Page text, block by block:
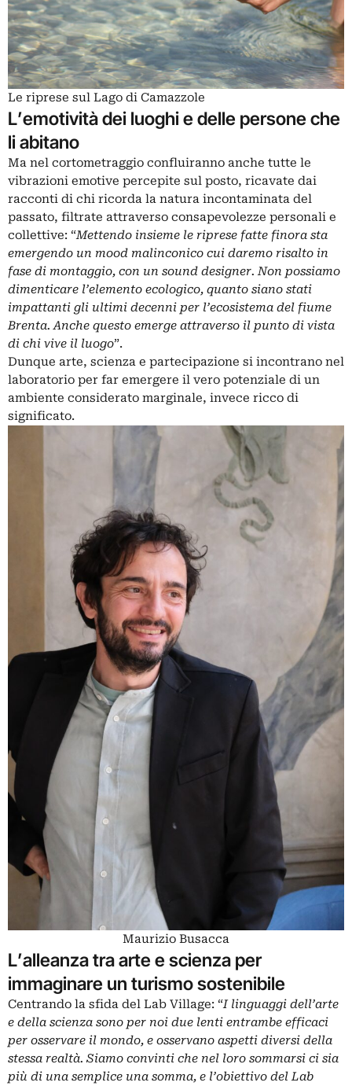
Le riprese sul Lago di Camazzole
L’emotività dei luoghi e delle persone che
li abitano
Ma nel cortometraggio confluiranno anche tutte le
vibrazioni emotive percepite sul posto, ricavate dai
racconti di chi ricorda la natura incontaminata del
passato, filtrate attraverso consapevolezze personali e
collettive: “Mettendo insieme le riprese fatte finora sta
emergendo un mood malinconico cui daremo risalto in
fase di montaggio, con un sound designer. Non possiamo
dimenticare l’elemento ecologico, quanto siano stati
impattanti gli ultimi decenni per l’ecosistema del fiume
Brenta. Anche questo emerge attraverso il punto di vista
di chi vive il luogo”.
Dunque arte, scienza e partecipazione si incontrano nel
laboratorio per far emergere il vero potenziale di un
ambiente considerato marginale, invece ricco di
significato.
Maurizio Busacca
L’alleanza tra arte e scienza per
immaginare un turismo sostenibile
Centrando la sfida del Lab Village: “I linguaggi dell’arte
e della scienza sono per noi due lenti entrambe efficaci
per osservare il mondo, e osservano aspetti diversi della
stessa realtà. Siamo convinti che nel loro sommarsi ci sia
più di una semplice una somma, e l’obiettivo del Lab